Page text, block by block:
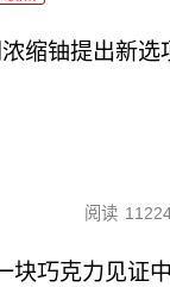
缩铀提出新选
阅读
块巧克力见证